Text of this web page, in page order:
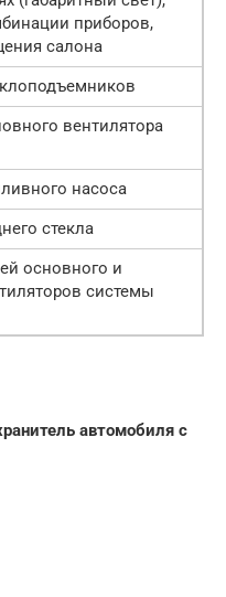
приборов,
салона
вентилятора
насоса
стекла
основного и
системы
автомобиля с